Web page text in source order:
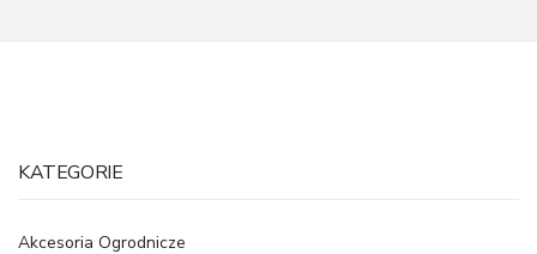
KATEGORIE
Akcesoria Ogrodnicze